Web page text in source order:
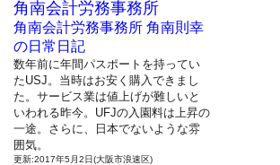
角南会計労務事務所
角南会計労務事務所 角南則幸
の日常日記
数年前に年間パスポートを持ってい
たUSJ。当時はお安く購入できまし
た。サービス業は値上げが難しいと
いわれる昨今。UFJの入園料は上昇の
一途。さらに、日本でないような雰
囲気。
更新:2017年5月2日(大阪市浪速区)